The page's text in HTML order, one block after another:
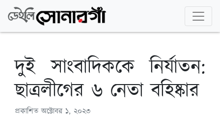
দুই সাংবাদিককে নির্যাতন:
ছাত্রলীগের ৬ নেতা বহিষ্কার
প্রকাশিতঅক্টোবর ১, ২০২৩